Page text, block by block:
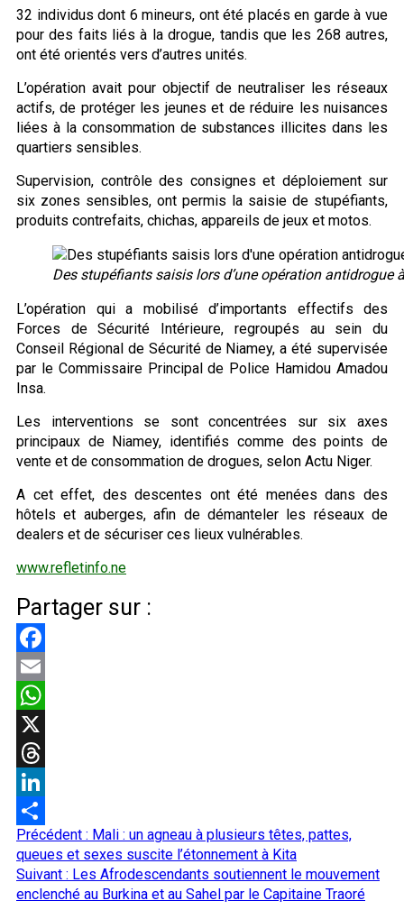
32 individus dont 6 mineurs, ont été placés en garde à vue
pour des faits liés à la drogue, tandis que les 268 autres,
ont été orientés vers d’autres unités.
L’opération avait pour objectif de neutraliser les réseaux
actifs, de protéger les jeunes et de réduire les nuisances
liées à la consommation de substances illicites dans les
quartiers sensibles.
Supervision, contrôle des consignes et déploiement sur
six zones sensibles, ont permis la saisie de stupéfiants,
produits contrefaits, chichas, appareils de jeux et motos.
Des stupéfiants saisis lors d’une opération antidrogue
L’opération qui a mobilisé d’importants effectifs des
Forces de Sécurité Intérieure, regroupés au sein du
Conseil Régional de Sécurité de Niamey, a été supervisée
par le Commissaire Principal de Police Hamidou Amadou
Insa.
Les interventions se sont concentrées sur six axes
principaux de Niamey, identifiés comme des points de
vente et de consommation de drogues, selon Actu Niger.
A cet effet, des descentes ont été menées dans des
hôtels et auberges, afin de démanteler les réseaux de
dealers et de sécuriser ces lieux vulnérables.
www.refletinfo.ne
Partager sur :
Facebook
Email
WhatsApp
X
Threads
LinkedIn
Partager
Navigation
d’article
Précédent : Mali : un agneau à plusieurs têtes, pattes,
queues et sexes suscite l’étonnement à Kita
Suivant : Les Afrodescendants soutiennent le mouvement
enclenché au Burkina et au Sahel par le Capitaine Traoré